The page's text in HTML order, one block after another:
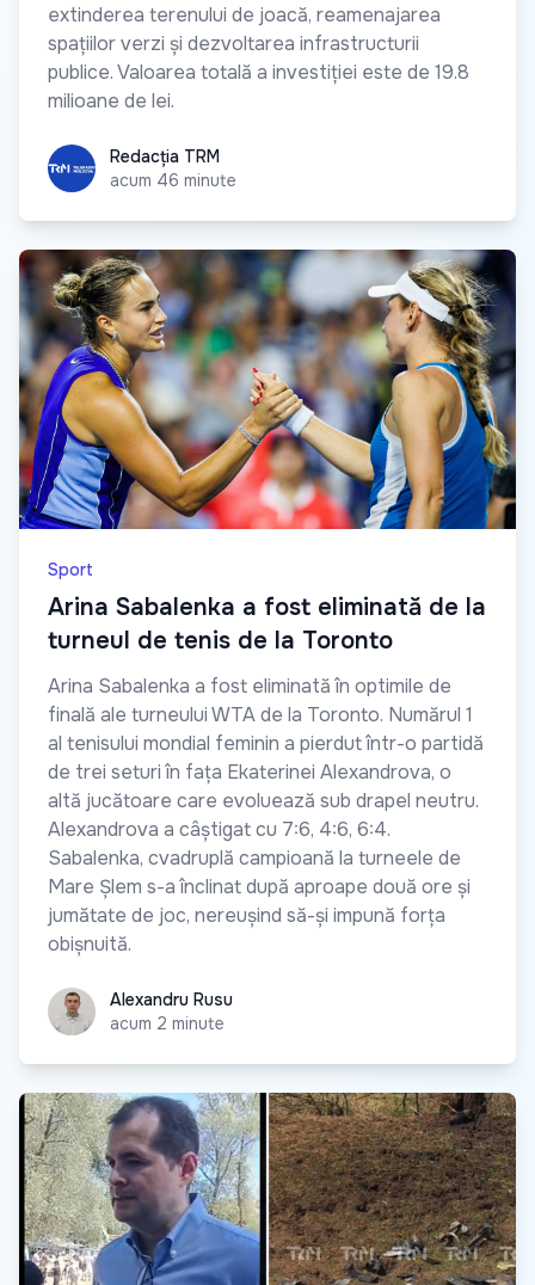
extinderea terenului de joacă, reamenajarea
spațiilor verzi și dezvoltarea infrastructurii
publice. Valoarea totală a investiției este de 19.8
milioane de lei.
Redacția TRM
Redacția TRM
acum 46 minute
Sport
Arina Sabalenka a fost eliminată de la
turneul de tenis de la Toronto
Arina Sabalenka a fost eliminată în optimile de
finală ale turneului WTA de la Toronto. Numărul 1
al tenisului mondial feminin a pierdut într-o partidă
de trei seturi în fața Ekaterinei Alexandrova, o
altă jucătoare care evoluează sub drapel neutru.
Alexandrova a câștigat cu 7:6, 4:6, 6:4.
Sabalenka, cvadruplă campioană la turneele de
Mare Șlem s-a înclinat după aproape două ore și
jumătate de joc, nereușind să-și impună forța
obișnuită.
Alexandru Rusu
Alexandru Rusu
acum 2 minute